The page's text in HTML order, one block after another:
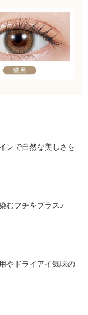
ンで自然な美しさを
むフチをプラス♪
やドライアイ気味の